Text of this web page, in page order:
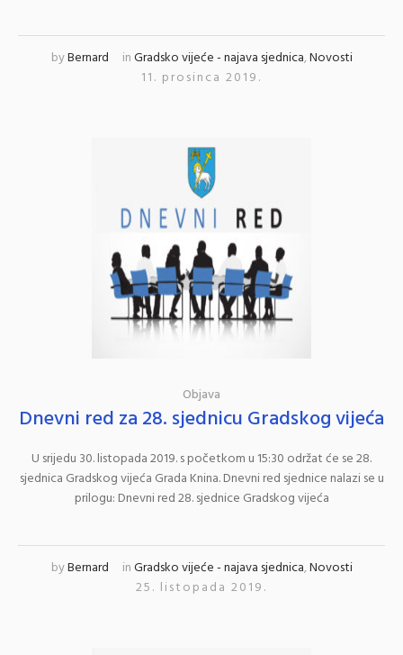
byBernard inGradsko vijeće - najava sjednica,Novosti
11. prosinca 2019.
Objava
Dnevni red za 28. sjednicu Gradskog vijeća
U srijedu 30. listopada 2019. s početkom u 15:30 održat će se 28.
sjednica Gradskog vijeća Grada Knina. Dnevni red sjednice nalazi se u
prilogu: Dnevni red 28. sjednice Gradskog vijeća
byBernard inGradsko vijeće - najava sjednica,Novosti
25. listopada 2019.